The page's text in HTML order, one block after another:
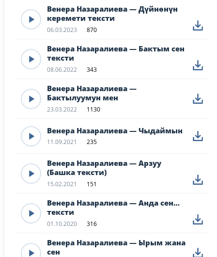
Венера Назаралиева — Дүйнөнүн
керемети тексти
06.03.2023 870
Венера Назаралиева — Бактым сен
тексти
08.06.2022 343
Венера Назаралиева —
Бактылуумун мен
23.03.2022 1130
Венера Назаралиева — Чыдаймын
11.09.2021 235
Венера Назаралиева — Арзуу
(Башка тексти)
15.02.2021 151
Венера Назаралиева — Анда сен…
тексти
01.10.2020 316
Венера Назаралиева — Ырым жана
сен